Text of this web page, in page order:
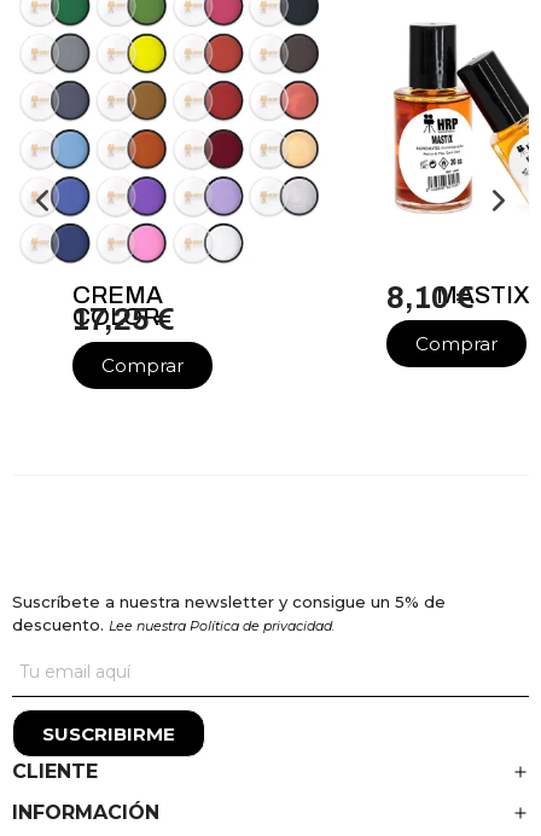
CREMA
COLOR
17,25 €
Comprar
MASTIX
8,10 €
Comprar
Suscríbete a nuestra newsletter y consigue un 5% de
descuento. Lee nuestra Política de privacidad.
SUSCRIBIRME
CLIENTE
INFORMACIÓN